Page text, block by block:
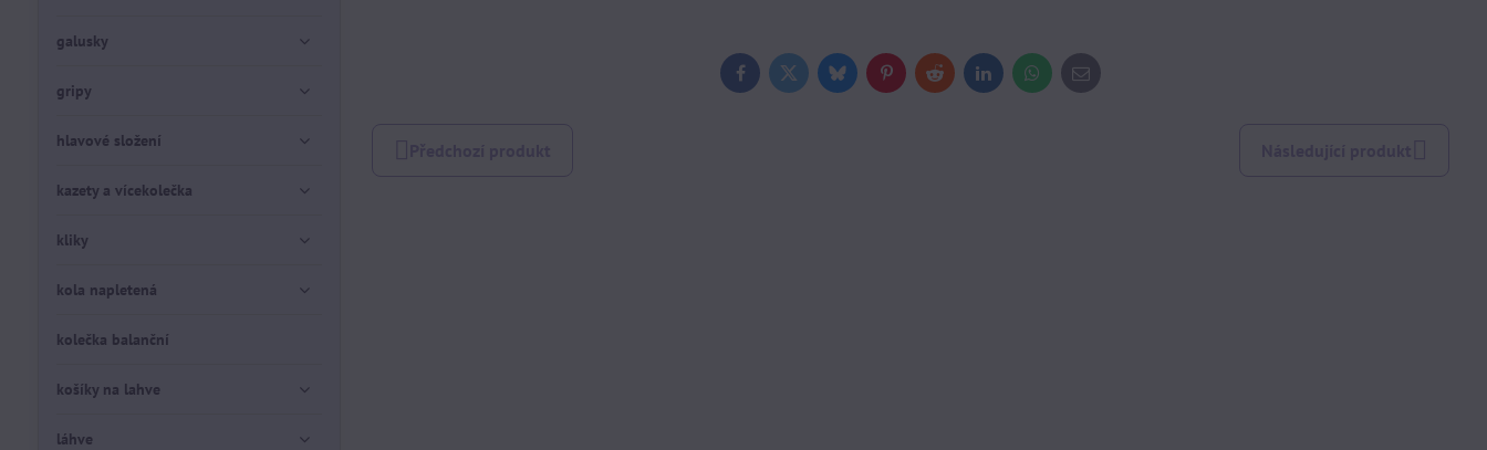
FacebookTwitterBlueskyPinterestRedditLinkedInWhatsApp
E-
mail
galusky
gripy
hlavové složení
kazety a vícekolečka
kliky
kola napletená
kolečka balanční
košíky na lahve
láhve